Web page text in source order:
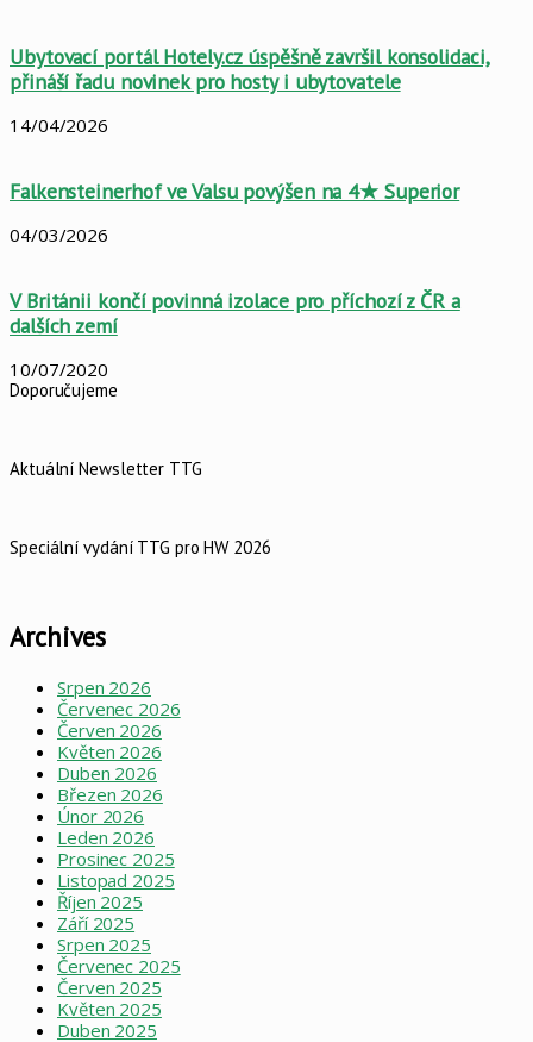
Ubytovací portál Hotely.cz úspěšně završil konsolidaci,
přináší řadu novinek pro hosty i ubytovatele
14/04/2026
Falkensteinerhof ve Valsu povýšen na 4★ Superior
04/03/2026
V Británii končí povinná izolace pro příchozí z ČR a
dalších zemí
10/07/2020
Doporučujeme
Aktuální Newsletter TTG
Speciální vydání TTG pro HW 2026
Archives
Srpen 2026
Červenec 2026
Červen 2026
Květen 2026
Duben 2026
Březen 2026
Únor 2026
Leden 2026
Prosinec 2025
Listopad 2025
Říjen 2025
Září 2025
Srpen 2025
Červenec 2025
Červen 2025
Květen 2025
Duben 2025